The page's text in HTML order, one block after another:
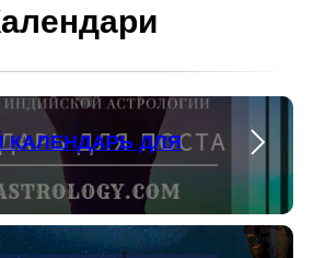
КАЛЕНДАРЬ ДЛЯ